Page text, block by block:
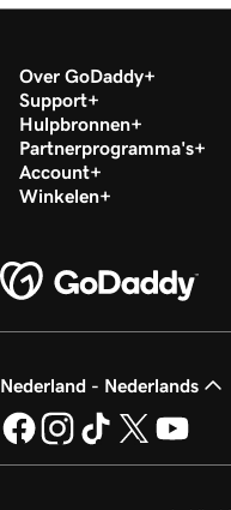
Over GoDaddy
Support
Hulpbronnen
Partnerprogramma's
Account
Winkelen
Nederland - Nederlands